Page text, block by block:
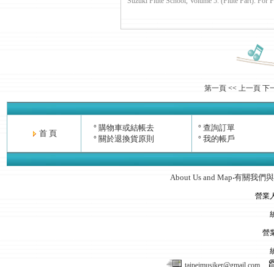
第一頁 << 上一頁 下
首 頁
° 購物車或結帳去
° 關於退換貨原則
° 查詢訂單
° 我的帳戶
About Us and Map‧有關我們
營業
營
taipeimusiker@gmail.com